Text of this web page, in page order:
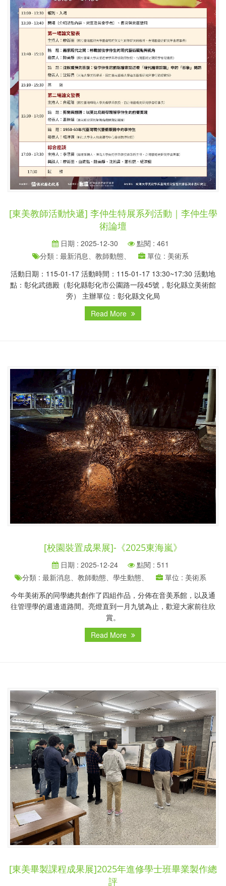
[東美教師活動快遞] 李仲生特展系列活動｜李仲生學
術論壇
日期 : 2025-12-30
點閱 : 461
分類 : 最新消息、教師動態、
單位 : 美術系
活動日期：115-01-17 活動時間：115-01-17 13:30~17:30 活動地
點：彰化武德殿（彰化縣彰化市公園路一段45號，彰化縣立美術館
旁） 主辦單位：彰化縣文化局
Read More
[校園裝置成果展]-《2025東海嵐》
日期 : 2025-12-24
點閱 : 511
分類 : 最新消息、教師動態、學生動態、
單位 : 美術系
今年美術系的同學總共創作了四組作品，分佈在音美系館，以及通
往管理學的週邊道路間。亮燈直到一月九號為止，歡迎大家前往欣
賞。
Read More
[東美畢製課程成果展]2025年進修學士班畢業製作總
評